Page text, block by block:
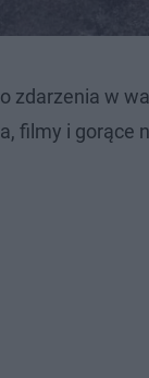
zdarzenia w
filmy i gorące